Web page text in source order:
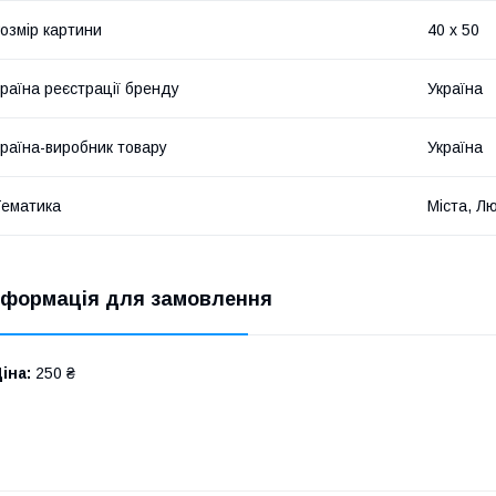
картини 40 х 50
реєстрації бренду Україна
виробник товару Україна
Міста,
для замовлення
250 ₴